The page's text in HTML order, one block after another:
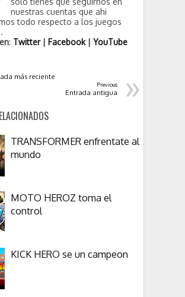
nuestras cuentas que ahi
todo respecto a los juegos
: Twitter| Facebook| YouTube
más reciente »
Previous
Entrada antigua
TRANSFORMER enfrentate al
mundo
MOTO HEROZ toma el
control
KICK HERO se un campeon